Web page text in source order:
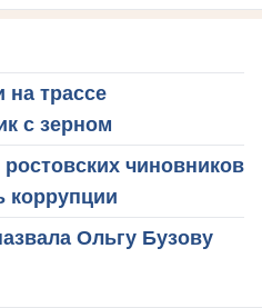
на трассе
с зерном
чиновников
коррупции
Ольгу Бузову